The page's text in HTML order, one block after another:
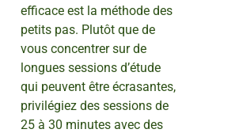
efficace est la méthode des
petits pas. Plutôt que de
vous concentrer sur de
longues sessions d’étude
qui peuvent être écrasantes,
privilégiez des sessions de
25 à 30 minutes avec des